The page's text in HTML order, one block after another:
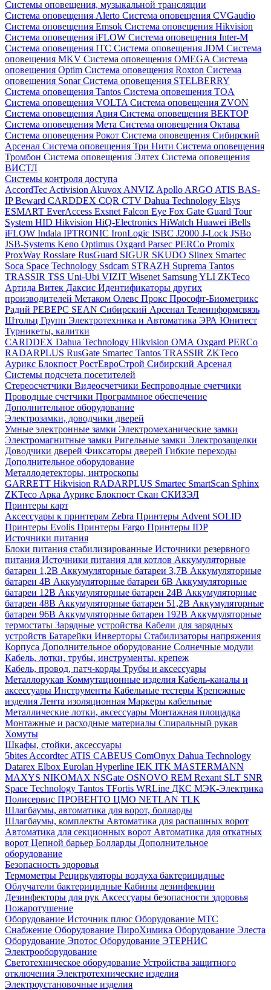
Системы оповещения, музыкальной трансляции
Система оповещения Alerto Система оповещения CVGaudio
Система оповещения Emsok Система оповещения Hikvision
Система оповещения iFLOW Система оповещения Inter-M
Система оповещения ITC Система оповещения JDM Система
оповещения MKV Система оповещения OMEGA Система
оповещения Optim Система оповещения Roxton Система
оповещения SonarСистема оповещения STELBERRY
Система оповещения Tantos Система оповещения TOA
Система оповещения VOLTA Система оповещения ZVON
Система оповещения Ария Система оповещения ВЕКТОР
Система оповещения Мета Система оповещения Октава
Система оповещения Рокот Система оповещения Сибирский
Арсенал Система оповещения Три Нити Система оповещения
Тромбон Система оповещения Элтех Система оповещения
ВИСТЛ
Системы контроля доступа
AccordTec Activision Akuvox ANVIZ Apollo ARGO ATIS BAS-
IPBeward CARDDEX CQR CTV Dahua Technology Elsys
ESMART EverAccess Exsnet Falcon Eye Fox Gate Guard Tour
System HID Hikvision HiQ-Electronics HiWatch Huawei iBells
iFLOW Indala IPTRONIC IronLogic ISBC J2000 J-Lock JSBo
JSB-Systems Keno Optimus Oxgard Parsec PERCo Promix
ProxWay Rosslare RusGuard SIGUR SKUDO Slinex Smartec
Soca Space Technology Ssdcam STRAZH Suprema Tantos
TRASSIR TSS Uni-Ubi VIZIT Wisenet SamsungYLI ZKTeco
Артида Витек Даксис Идентификаторы других
производителей Метаком Олевс Прокс Прософт-Биометрикс
Радий РЕВЕРС SEAN Сибирский Арсенал Телеинформсвязь
Штольц Групп Электротехника и Автоматика ЭРА Юнитест
Турникеты, калитки
CARDDEX Dahua Technology Hikvision ОМА Oxgard PERCo
RADARPLUS RusGate Smartec Tantos TRASSIR ZKTeco
Аурикс Блокпост РостЕвроСтрой Сибирский Арсенал
Системы подсчета посетителей
Стереосчетчики Видеосчетчики Беспроводные счетчики
Проводные счетчики Программное обеспечение
Дополнительное оборудование
Электрозамки, доводчики дверей
Умные электронные замки Электромеханические замки
Электромагнитные замки Ригельные замки Электрозащелки
Доводчики дверей Фиксаторы дверей Гибкие переходы
Дополнительное оборудование
Металлодетекторы, интроскопы
GARRETT Hikvision RADARPLUS Smartec SmartScan Sphinx
ZKTeco Арка Аурикс Блокпост Скан СКИЗЭЛ
Принтеры карт
Аксессуары к принтерам Zebra Принтеры Advent SOLID
Принтеры Evolis Принтеры Fargo Принтеры IDP
Источники питания
Блоки питания стабилизированные Источники резервного
питания Источники питания для котлов Аккумуляторные
батареи 1,2В Аккумуляторные батареи 3,7В Аккумуляторные
батареи 4В Аккумуляторные батареи 6В Аккумуляторные
батареи 12В Аккумуляторные батареи 24В Аккумуляторные
батареи 48В Аккумуляторные батареи 51,2В Аккумуляторные
батареи 96В Аккумуляторные батареи 192В Аккумуляторные
термостаты Зарядные устройства Кабели для зарядных
устройств Батарейки Инверторы Стабилизаторы напряжения
Корпуса Дополнительное оборудование Солнечные модули
Кабель, лотки, трубы, инструменты, крепеж
Кабель, провод, патч-корды Трубы и аксессуары
Металлорукав Коммутационные изделия Кабель-каналы и
аксессуары Инструменты Кабельные тестеры Крепежные
изделия Лента изоляционная Маркеры кабельные
Металлические лотки, аксессуары Монтажная площадка
Монтажные и расходные материалы Спиральный рукав
Хомуты
Шкафы, стойки, аксессуары
5bites Accordtec ATIS CABEUS ComOnyx Dahua Technology
Datarex Elbox Eurolan Hyperline IEK ITK MASTERMANN
MAXYS NIKOMAX NSGate OSNOVO REM Rexant SLT SNR
Space Technology Tantos TFortis WRLine ДКС МЭК-Электрика
Полисервис ПРОВЕНТО ЦМО NETLAN TLK
Шлагбаумы, автоматика для ворот, болларды
Шлагбаумы, комплекты Автоматика для распашных ворот
Автоматика для секционных ворот Автоматика для откатных
ворот Цепной барьер Болларды Дополнительное
оборудование
Безопасность здоровья
Термометры Рециркуляторы воздуха бактерицидные
Облучатели бактерицидные Кабины дезинфекции
Дезинфекторы для рук Аксессуары безопасности здоровья
Пожаротушение
Оборудование Источник плюс Оборудование МТС
Снабжение Оборудование ПироХимика Оборудование Элеста
Оборудование Эпотос Оборудование ЭТЕРНИС
Электрооборудование
Светотехническое оборудование Устройства защитного
отключения Электротехнические изделия
Электроустановочные изделия